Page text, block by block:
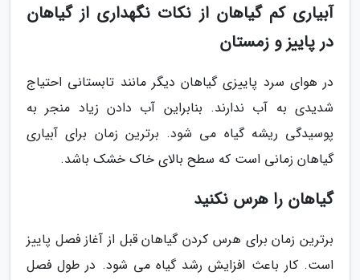
آبیاری کم گیاهان از نکات نگهداری از گیاهان
در پاییز و زمستان
در هوای سرد پاییزی گیاهان دیگر مانند تابستانی احتیاج
شدیدی به آب ندارند. بنابراین آب دادن زیاد منجر به
پوسیدگی ریشه گیاه می شود. برترین زمان برای آبیاری
گیاهان زمانی است که سطح بالای خاک خشک باشد.
گیاهان را هرس نکنید
برترین زمان برای هرس کردن گیاهان قبل از آغاز فصل پاییز
است. کار باعث افزایش رشد گیاه می شود. در طول فصل